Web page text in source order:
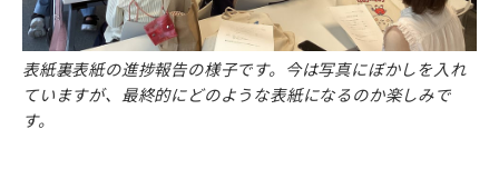
表紙裏表紙の進捗報告の様子です。今は写真にぼかしを入れ
ていますが、最終的にどのような表紙になるのか楽しみで
す。